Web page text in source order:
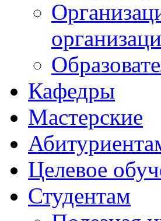
Кафедры
Мастерские
Целевое
Студентам